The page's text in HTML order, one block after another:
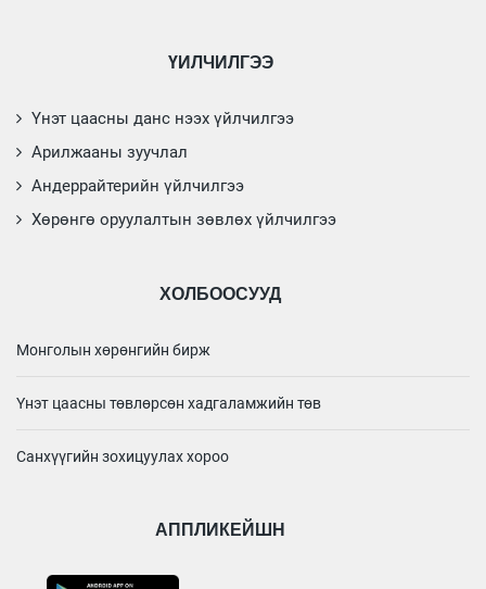
ҮЙЛЧИЛГЭЭ
Үнэт цаасны данс нээх үйлчилгээ
Арилжааны зуучлал
Андеррайтерийн үйлчилгээ
Хөрөнгө оруулалтын зөвлөх үйлчилгээ
ХОЛБООСУУД
Монголын хөрөнгийн бирж
Үнэт цаасны төвлөрсөн хадгаламжийн төв
Санхүүгийн зохицуулах хороо
АППЛИКЕЙШН